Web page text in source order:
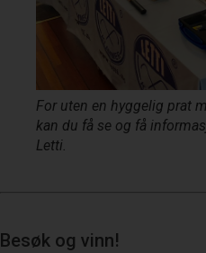
For uten en hyggelig prat
kan du få se og få
Letti.
Besøk og vinn!